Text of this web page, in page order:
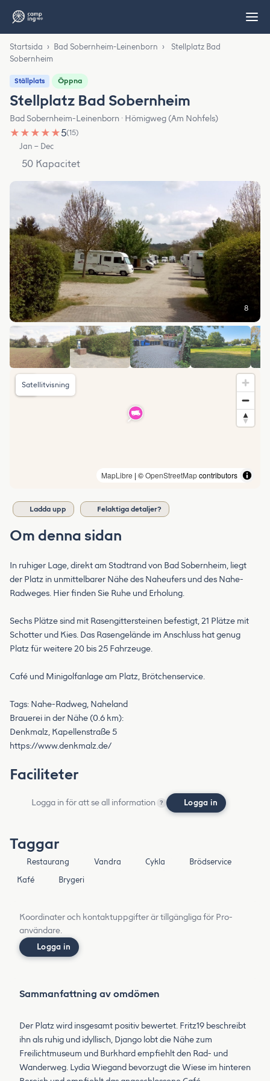
Startsida › Bad Sobernheim-Leinenborn ›
Stellplatz Bad
Sobernheim
Ställplats Öppna
Stellplatz Bad Sobernheim
Bad Sobernheim-Leinenborn · Hömigweg (Am Nohfels)
★ ★ ★ ★ ★5(15)
Jan – Dec
50 Kapacitet
8
MapLibre | ©OpenStreetMapcontributors
Satellitvisning
Ladda upp Felaktiga detaljer?
Om denna sidan
In ruhiger Lage, direkt am Stadtrand von Bad Sobernheim, liegt
der Platz in unmittelbarer Nähe des Naheufers und des Nahe-
Radweges. Hier finden Sie Ruhe und Erholung.
Sechs Plätze sind mit Rasengittersteinen befestigt, 21 Plätze mit
Schotter und Kies. Das Rasengelände im Anschluss hat genug
Platz für weitere 20 bis 25 Fahrzeuge.
Café und Minigolfanlage am Platz, Brötchenservice.
Tags: Nahe-Radweg, Naheland
Brauerei in der Nähe (0.6 km):
Denkmalz, Kapellenstraße 5
https://www.denkmalz.de/
Faciliteter
Logga in för att se all information ? Logga in
Taggar
Restaurang Vandra Cykla
Brödservice
Kafé
Brygeri
Koordinater och kontaktuppgifter är tillgängliga för Pro-
användare.
Logga in
Sammanfattning av omdömen
Der Platz wird insgesamt positiv bewertet. Fritz19 beschreibt
ihn als ruhig und idyllisch, Django lobt die Nähe zum
Freilichtmuseum und Burkhard empfiehlt den Rad- und
Wanderweg. Lydia Wiegand bevorzugt die Wiese im hinteren